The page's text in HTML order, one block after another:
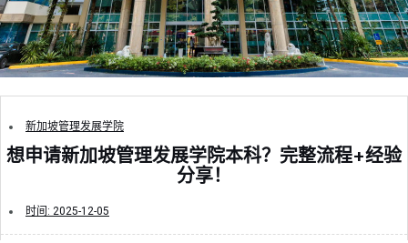
新加坡管理发展学院
想申请新加坡管理发展学院本科？完整流程+经验
分享！
时间: 2025-12-05